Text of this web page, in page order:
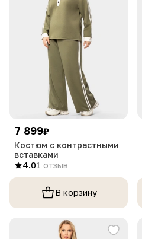
7 899₽
Костюм с контрастными
вставками
4.01 отзыв
В корзину